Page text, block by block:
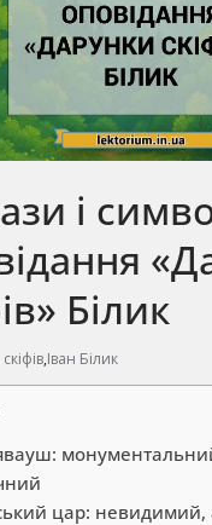
і
Білик
,Іван Білик
цар: невидимий,